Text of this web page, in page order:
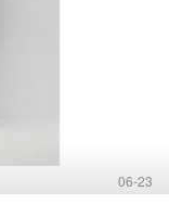
06-23